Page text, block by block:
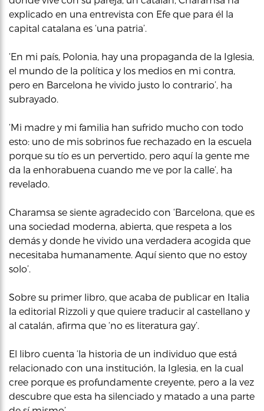
explicado en una entrevista con Efe que para él la
capital catalana es ‘una patria’.
‘En mi país, Polonia, hay una propaganda de la Iglesia,
el mundo de la política y los medios en mi contra,
pero en Barcelona he vivido justo lo contrario’, ha
subrayado.
‘Mi madre y mi familia han sufrido mucho con todo
esto: uno de mis sobrinos fue rechazado en la escuela
porque su tío es un pervertido, pero aquí la gente me
da la enhorabuena cuando me ve por la calle’, ha
revelado.
Charamsa se siente agradecido con ‘Barcelona, que es
una sociedad moderna, abierta, que respeta a los
demás y donde he vivido una verdadera acogida que
necesitaba humanamente. Aquí siento que no estoy
solo’.
Sobre su primer libro, que acaba de publicar en Italia
la editorial Rizzoli y que quiere traducir al castellano y
al catalán, afirma que ‘no es literatura gay’.
El libro cuenta ‘la historia de un individuo que está
relacionado con una institución, la Iglesia, en la cual
cree porque es profundamente creyente, pero a la vez
descubre que esta ha silenciado y matado a una parte